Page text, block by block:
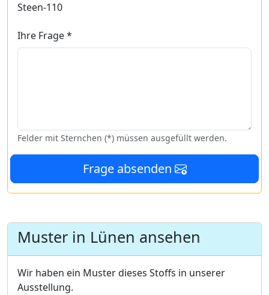
Steen-110
Ihre Frage *
Felder mit Sternchen (*) müssen ausgefüllt werden.
Frage absenden
Muster in Lünen ansehen
Wir haben ein Muster dieses Stoffs in unserer
Ausstellung.